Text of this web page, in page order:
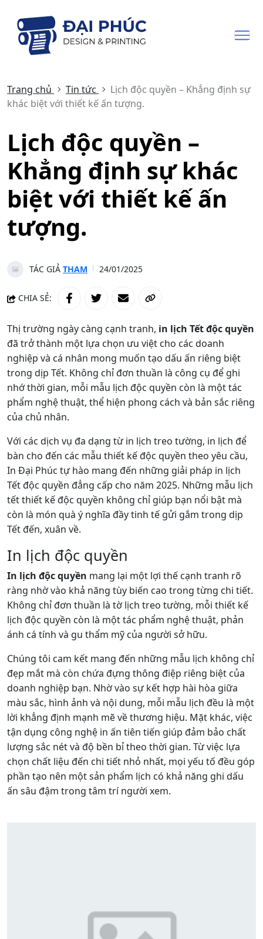
Trang chủ Tin tức
Lịch độc quyền – Khẳng định sự
khác biệt với thiết kế ấn tượng.
Lịch độc quyền –
Khẳng định sự khác
biệt với thiết kế ấn
tượng.
TÁC GIẢ THAM 24/01/2025
CHIA SẺ:
Thị trường ngày càng cạnh tranh, in lịch Tết độc quyền
đã trở thành một lựa chọn ưu việt cho các doanh
nghiệp và cá nhân mong muốn tạo dấu ấn riêng biệt
trong dịp Tết. Không chỉ đơn thuần là công cụ để ghi
nhớ thời gian, mỗi mẫu lịch độc quyền còn là một tác
phẩm nghệ thuật, thể hiện phong cách và bản sắc riêng
của chủ nhân.
Với các dịch vụ đa dạng từ in lịch treo tường, in lịch để
bàn cho đến các mẫu thiết kế độc quyền theo yêu cầu,
In Đại Phúc tự hào mang đến những giải pháp in lịch
Tết độc quyền đẳng cấp cho năm 2025. Những mẫu lịch
tết thiết kế độc quyền không chỉ giúp bạn nổi bật mà
còn là món quà ý nghĩa đầy tinh tế gửi gắm trong dịp
Tết đến, xuân về.
In lịch độc quyền
In lịch độc quyền mang lại một lợi thế cạnh tranh rõ
ràng nhờ vào khả năng tùy biến cao trong từng chi tiết.
Không chỉ đơn thuần là tờ lịch treo tường, mỗi thiết kế
lịch độc quyền còn là một tác phẩm nghệ thuật, phản
ánh cá tính và gu thẩm mỹ của người sở hữu.
Chúng tôi cam kết mang đến những mẫu lịch không chỉ
đẹp mắt mà còn chứa đựng thông điệp riêng biệt của
doanh nghiệp bạn. Nhờ vào sự kết hợp hài hòa giữa
màu sắc, hình ảnh và nội dung, mỗi mẫu lịch đều là một
lời khẳng định mạnh mẽ về thương hiệu. Mặt khác, việc
tận dụng công nghệ in ấn tiên tiến giúp đảm bảo chất
lượng sắc nét và độ bền bỉ theo thời gian. Từ việc lựa
chọn chất liệu đến chi tiết nhỏ nhất, mọi yếu tố đều góp
phần tạo nên một sản phẩm lịch có khả năng ghi dấu
ấn sâu đậm trong tâm trí người xem.